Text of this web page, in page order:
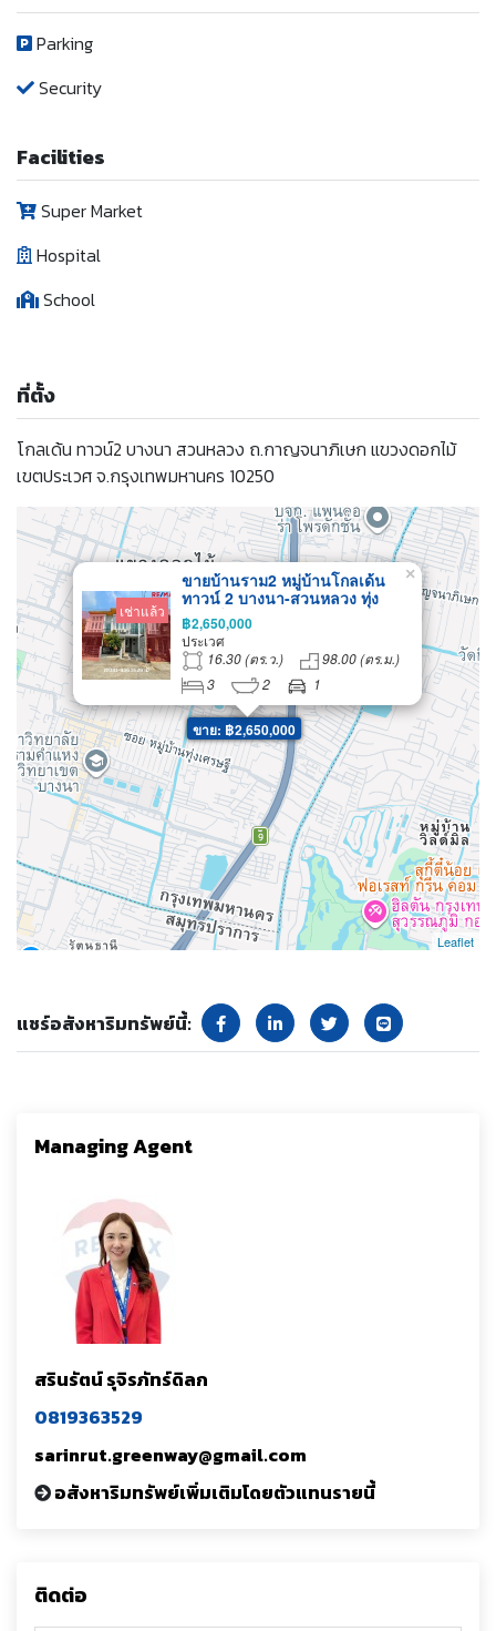
Parking
Security
Facilities
Super Market
Hospital
School
ที่ตั้ง
โกลเด้น ทาวน์2 บางนา สวนหลวง ถ.กาญจนาภิเษก แขวงดอกไม้
เขตประเวศ จ.กรุงเทพมหานคร 10250
ขาย: ฿2,650,000
เช่าแล้ว
ขายบ้านราม2 หมู่บ้านโกลเด้น
ทาวน์ 2 บางนา-สวนหลวง ทุ่ง
เศรษฐี ประเวศ สวนหลวง ถนน
เฉลิมพระเกียรติ ร.9 เลียบวงแหวน
กาญจนาภิเษก เช่า 15,000/เดือน
฿2,650,000
ประเวศ
16.30 (ตร.ว.)
98.00 (ตร.ม.)
3
2 1
×
Leaflet
แชร์อสังหาริมทรัพย์นี้:
Managing Agent
สรินรัตน์ รุจิรภัทร์ดิลก
0819363529
sarinrut.greenway@gmail.com
อสังหาริมทรัพย์เพิ่มเติมโดยตัวแทนรายนี้
ติดต่อ